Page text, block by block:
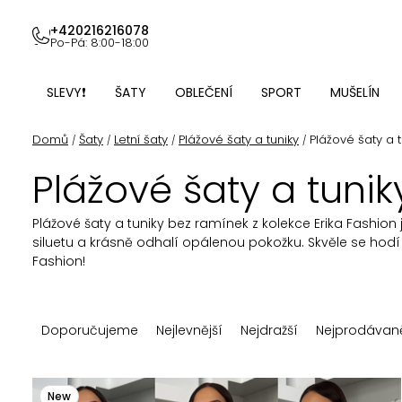
obsah
+420216216078
Po-Pá: 8:00-18:00
SLEVY❗ ŠATY OBLEČENÍ SPORT MUŠELÍN
Domů / Šaty / Letní šaty / Plážové šaty a tuniky / Plážové šaty a
Plážové šaty a
Plážové šaty a tuniky bez ramínek z kolekce Erika
siluetu a krásně odhalí opálenou pokožku. Skvěle se
Fashion!
Ř
z
Doporučujeme Nejlevnější Nejdražší
New